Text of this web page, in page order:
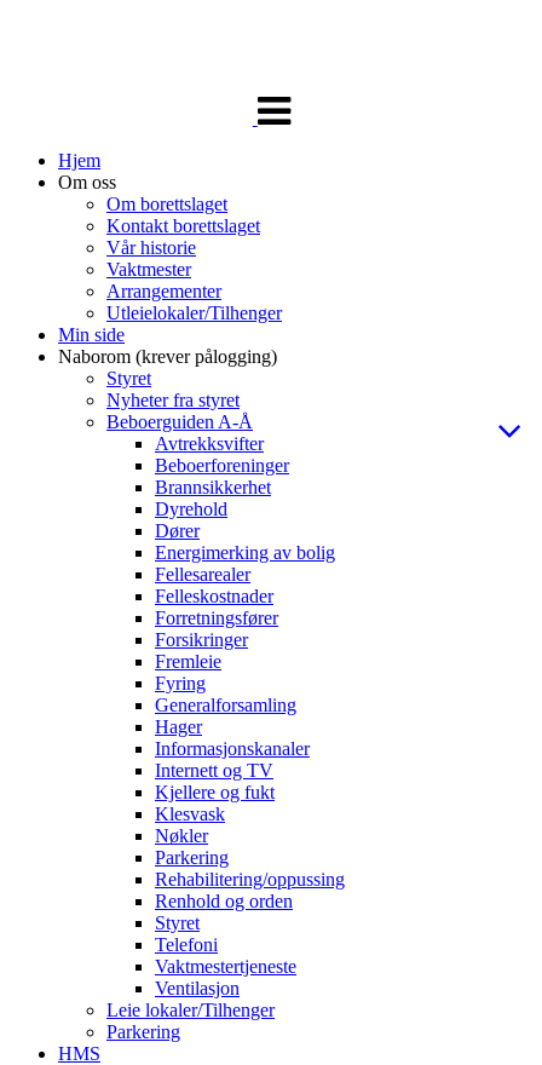
navigasjon
Hjem
Om oss
Om borettslaget
Kontakt borettslaget
Vår historie
Vaktmester
Arrangementer
Utleielokaler/Tilhenger
Min side
Naborom (krever pålogging)
Styret
Nyheter fra styret
Beboerguiden A-Å
Avtrekksvifter
Beboerforeninger
Brannsikkerhet
Dyrehold
Dører
Energimerking av bolig
Fellesarealer
Felleskostnader
Forretningsfører
Forsikringer
Fremleie
Fyring
Generalforsamling
Hager
Informasjonskanaler
Internett og TV
Kjellere og fukt
Klesvask
Nøkler
Parkering
Rehabilitering/oppussing
Renhold og orden
Styret
Telefoni
Vaktmestertjeneste
Ventilasjon
Leie lokaler/Tilhenger
Parkering
HMS